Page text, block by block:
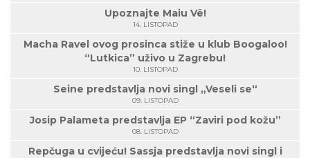
Upoznajte Maiu Vë!
14. LISTOPAD
Macha Ravel ovog prosinca stiže u klub Boogaloo!
“Lutkica” uživo u Zagrebu!
10. LISTOPAD
Seine predstavlja novi singl „Veseli se“
09. LISTOPAD
Josip Palameta predstavlja EP “Zaviri pod kožu”
08. LISTOPAD
Repčuga u cvijeću! Sassja predstavlja novi singl i